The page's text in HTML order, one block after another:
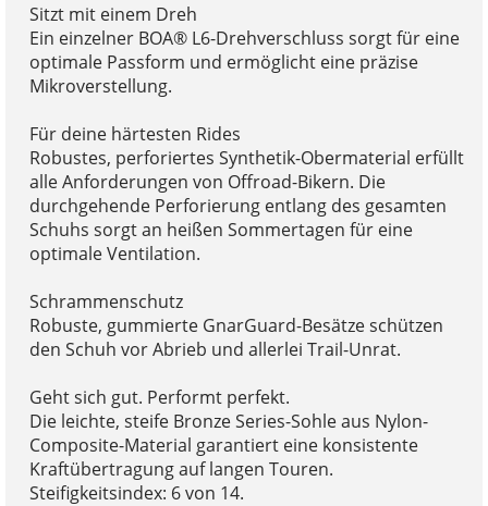
Sitzt mit einem Dreh
Ein einzelner BOA® L6-Drehverschluss sorgt für eine
optimale Passform und ermöglicht eine präzise
Mikroverstellung.
Für deine härtesten Rides
Robustes, perforiertes Synthetik-Obermaterial erfüllt
alle Anforderungen von Offroad-Bikern. Die
durchgehende Perforierung entlang des gesamten
Schuhs sorgt an heißen Sommertagen für eine
optimale Ventilation.
Schrammenschutz
Robuste, gummierte GnarGuard-Besätze schützen
den Schuh vor Abrieb und allerlei Trail-Unrat.
Geht sich gut. Performt perfekt.
Die leichte, steife Bronze Series-Sohle aus Nylon-
Composite-Material garantiert eine konsistente
Kraftübertragung auf langen Touren.
Steifigkeitsindex: 6 von 14.